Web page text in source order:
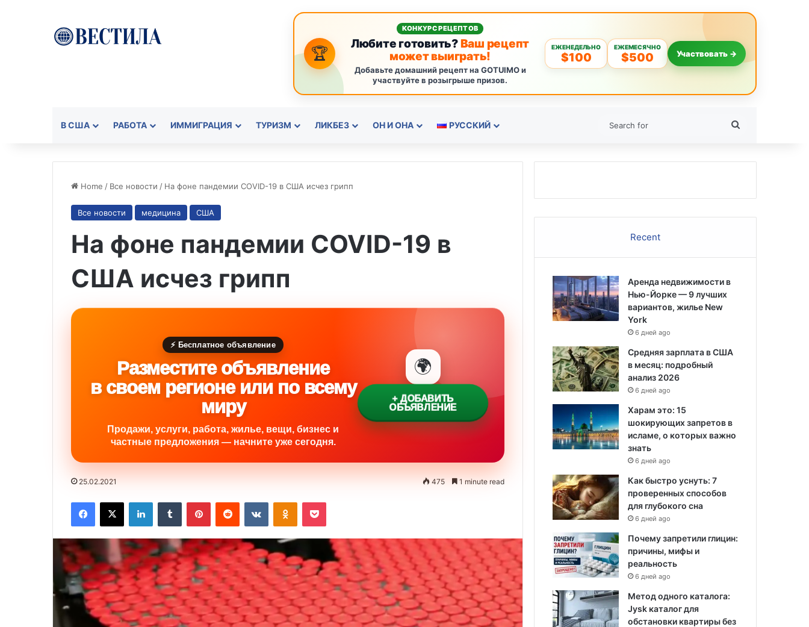
🏆
КОНКУРС РЕЦЕПТОВ
Любите готовить?Ваш рецепт
может выиграть!
Добавьте домашний рецепт на GOTUIMO и
участвуйте в розыгрыше призов.
ЕЖЕНЕДЕЛЬНО
$100
ЕЖЕМЕСЯЧНО
$500 Участвовать →
В США РАБОТА ИММИГРАЦИЯ ТУРИЗМ ЛИКБЕЗ ОН И ОНА РУССКИЙ
Home / Все новости / На фоне пандемии COVID-19 в США исчез грипп
Все новости медицина США
На фоне пандемии COVID-19 в
США исчез грипп
⚡ Бесплатное объявление
Разместите объявление
в своем регионе или по всему
миру
Продажи, услуги, работа, жилье, вещи, бизнес и
частные предложения — начните уже сегодня.
🌍
+ ДОБАВИТЬ
ОБЪЯВЛЕНИЕ
25.02.2021 475 1 minute read
Recent
Аренда недвижимости в
Нью-Йорке — 9 лучших
вариантов, жилье New
York
6 дней ago
Средняя зарплата в США
в месяц: подробный
анализ 2026
6 дней ago
Харам это: 15
шокирующих запретов в
исламе, о которых важно
знать
6 дней ago
Как быстро уснуть: 7
проверенных способов
для глубокого сна
6 дней ago
Почему запретили глицин:
причины, мифы и
реальность
6 дней ago
Метод одного каталога:
Jysk каталог для
обстановки квартиры без